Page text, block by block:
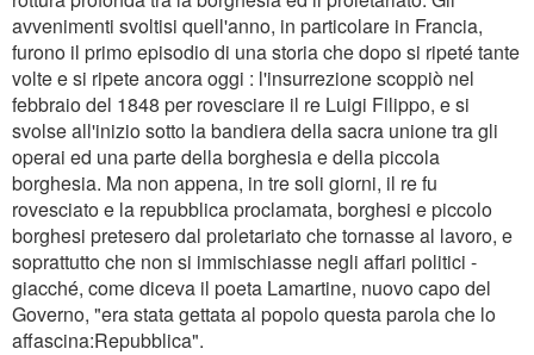
avvenimenti svoltisi quell'anno, in particolare in Francia,
furono il primo episodio di una storia che dopo si ripeté tante
volte e si ripete ancora oggi : l'insurrezione scoppiò nel
febbraio del 1848 per rovesciare il re Luigi Filippo, e si
svolse all'inizio sotto la bandiera della sacra unione tra gli
operai ed una parte della borghesia e della piccola
borghesia. Ma non appena, in tre soli giorni, il re fu
rovesciato e la repubblica proclamata, borghesi e piccolo
borghesi pretesero dal proletariato che tornasse al lavoro, e
soprattutto che non si immischiasse negli affari politici -
giacché, come diceva il poeta Lamartine, nuovo capo del
Governo, "era stata gettata al popolo questa parola che lo
affascina:Repubblica".